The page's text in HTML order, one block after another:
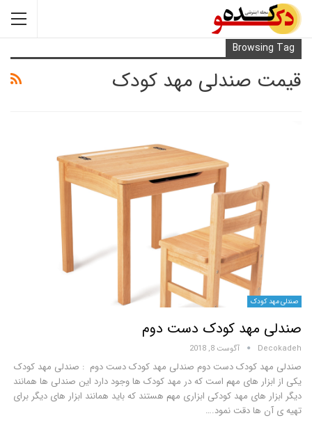
صندلی مهد کودک
مهد کودک دست دوم
آگوست 8, 2018
کودک دست دوم صندلی مهد کودک دست دوم : صندلی مهد کودک
های مهم است که در مهد کودک ها وجود دارد این صندلی ها همانند
های مهد کودکی ابزاری مهم هستند که باید همانند ابزار های دیگر برای
ها دقت نمود.…